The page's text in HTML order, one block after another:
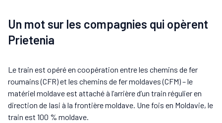
Un mot sur les compagnies qui opèrent
Prietenia
Le train est opéré en coopération entre les chemins de fer
roumains (CFR) et les chemins de fer moldaves (CFM) – le
matériel moldave est attaché à l’arrière d’un train régulier en
direction de Iasi à la frontière moldave. Une fois en Moldavie, le
train est 100 % moldave.